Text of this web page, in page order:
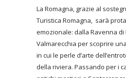
La Romagna, grazie al
Turistica Romagna, sarà
emozionale: dalla Ravenna
Valmarecchia per scoprire
in cui le perle d’arte
della riviera. Passando per i